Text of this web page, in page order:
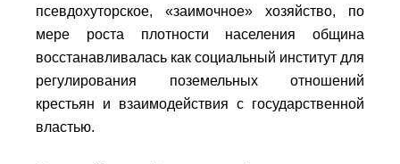
псевдохуторское, «заимочное» хозяйство, по
мере роста плотности населения община
восстанавливалась как социальный институт для
регулирования поземельных отношений
крестьян и взаимодействия с государственной
властью.